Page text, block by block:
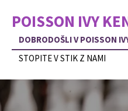
main
content
POISSON IVY
DOBRODOŠLI V POISSON
STOPITE V STIK Z NAMI